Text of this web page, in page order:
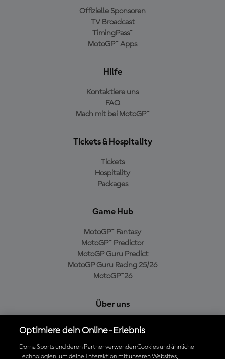
Offizielle Sponsoren
TV Broadcast
TimingPass™
MotoGP™ Apps
Hilfe
Kontaktiere uns
FAQ
Mach mit bei MotoGP™
Tickets & Hospitality
Tickets
Hospitality
Packages
Game Hub
MotoGP™ Fantasy
MotoGP™ Predictor
MotoGP Guru Predict
MotoGP Guru Racing 25/26
MotoGP™26
Über uns
Cookie-Richtlinien
Geschäftsbedingungen
Optimiere dein Online-Erlebnis
Dorna Sports und deren Partner verwenden Cookies und ähnliche
Technologien, um deine Interaktion mit unseren Websites,